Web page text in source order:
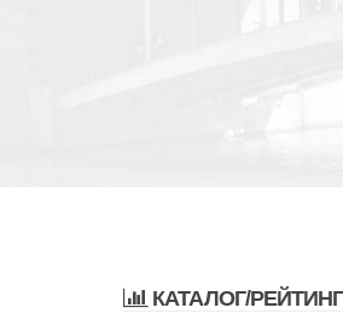
КАТАЛОГ/